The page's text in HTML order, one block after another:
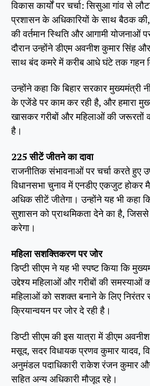
विकास कार्यों पर चर्चा: सिसुआ गांव से
प्रशासन के अधिकारियों के साथ बैठक
की वर्तमान स्थिति और आगामी योजनाओं
दौरान उन्होंने डीएम अवनीश कुमार सिंह
साथ बंद कमरे में करीब आधे घंटे तक गहन
उन्होंने कहा कि बिहार सरकार मुख्यमंत्री
के एजेंडे पर काम कर रही है, और हमारा मुख्य
खासकर गरीबों और महिलाओं की जरूरतों
है।
225 सीटें जीतने का दावा
राजनीतिक संभावनाओं पर चर्चा करते हुए
विधानसभा चुनाव में एनडीए एकजुट होकर
अधिक सीटें जीतेगा। उन्होंने यह भी कहा
सुशासन को प्राथमिकता देने का है, जिससे
करेगा।
महिला सशक्तिकरण पर जोर
डिप्टी सीएम ने यह भी स्पष्ट किया कि
उद्देश्य महिलाओं और गरीबों की समस्याओं
महिलाओं को सशक्त बनाने के लिए निरंतर
क्रियान्वयन पर जोर दे रही है।
डिप्टी सीएम की इस यात्रा में डीएम
मसूद, सदर विधायक प्रणव कुमार यादव,
अनुमंडल पदाधिकारी राकेश रंजन कुमार
सहित अन्य अधिकारी मौजूद रहे।